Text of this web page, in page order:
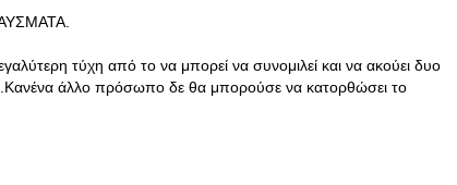
τύχη από το να μπορεί να συνομιλεί και να ακούει δυο
άλλο πρόσωπο δε θα μπορούσε να κατορθώσει το